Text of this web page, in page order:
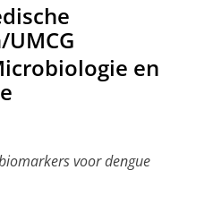
en
voor dengue